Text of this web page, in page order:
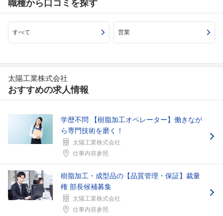
職種から口コミを探す
すべて 営業
太陽工業株式会社
おすすめの求人情報
学歴不問 【樹脂加工オペレーター】働きなが
ら専門技術を磨く！
太陽工業株式会社
仕事内容参照
樹脂加工・成型品の【品質管理・保証】裁量
権 部長候補募集
太陽工業株式会社
仕事内容参照